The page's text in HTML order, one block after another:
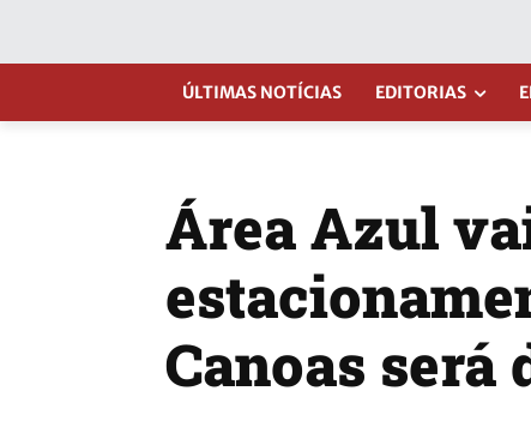
ÚLTIMAS NOTÍCIAS EDITORIAS
Área Azul
Canoas será